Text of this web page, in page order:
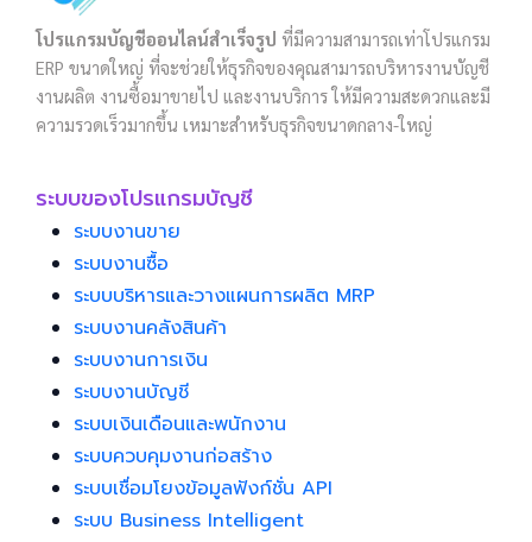
โปรแกรมบัญชีออนไลน์สำเร็จรูป ที่มีความสามารถเท่าโปรแกรม
ERP ขนาดใหญ่ ที่จะช่วยให้ธุรกิจของคุณสามารถบริหารงานบัญชี
งานผลิต งานซื้อมาขายไป และงานบริการ ให้มีความสะดวกและมี
ความรวดเร็วมากขึ้น เหมาะสำหรับธุรกิจขนาดกลาง-ใหญ่
ระบบของโปรแกรมบัญชี
ระบบงานขาย
ระบบงานซื้อ
ระบบบริหารและวางแผนการผลิต MRP
ระบบงานคลังสินค้า
ระบบงานการเงิน
ระบบงานบัญชี
ระบบเงินเดือนและพนักงาน
ระบบควบคุมงานก่อสร้าง
ระบบเชื่อมโยงข้อมูลฟังก์ชั่น API
ระบบ Business Intelligent